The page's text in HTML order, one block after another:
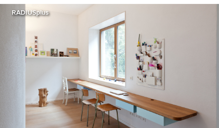
RADIUSplus